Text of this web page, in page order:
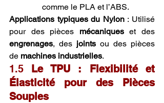
comme le PLA et l’ABS.
Applications typiques du Nylon : Utilisé
pour des pièces mécaniques
engrenages, des joints ou des pièces
de machines industrielles.
1.5 Le TPU : Flexibilité et
Élasticité pour des Pièces
Souples